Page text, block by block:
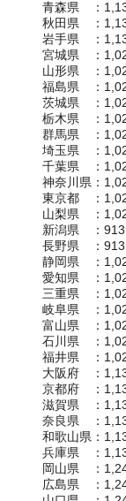
青森県 ：1,133
秋田県 ：1,133
岩手県 ：1,133
宮城県 ：1,023
山形県 ：1,023
福島県 ：1,023
茨城県 ：1,023
栃木県 ：1,023
群馬県 ：1,023
埼玉県 ：1,023
千葉県 ：1,023
神奈川県：
東京都 ：1,023
山梨県 ：1,023
新潟県 ：913円
長野県 ：913円
静岡県 ：1,023
愛知県 ：1,023
三重県 ：1,023
岐阜県 ：1,023
富山県 ：1,023
石川県 ：1,023
福井県 ：1,023
大阪府 ：1,133
京都府 ：1,133
滋賀県 ：1,133
奈良県 ：1,133
和歌山県：
兵庫県 ：1,133
岡山県 ：1,243
広島県 ：1,243